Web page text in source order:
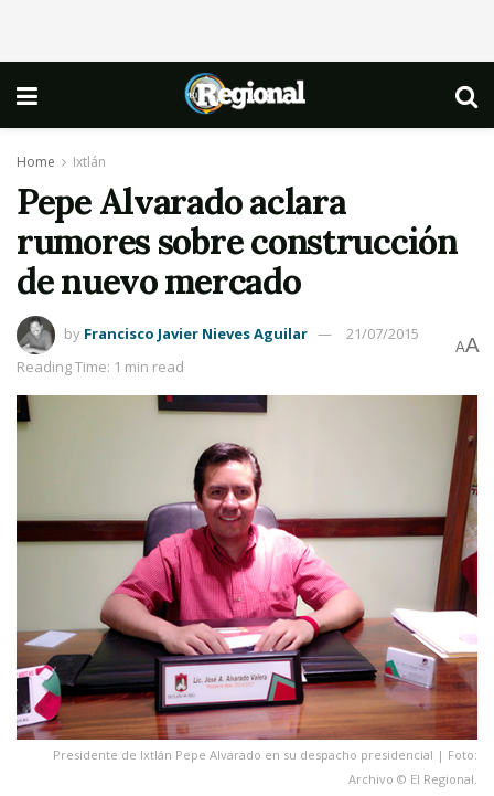
Home Ixtlán
Pepe Alvarado aclara
rumores sobre construcción
de nuevo mercado
by Francisco Javier Nieves Aguilar
21/07/2015
Reading Time: 1 min read
AA
Presidente de Ixtlán Pepe Alvarado en su despacho presidencial | Foto:
Archivo © El Regional.